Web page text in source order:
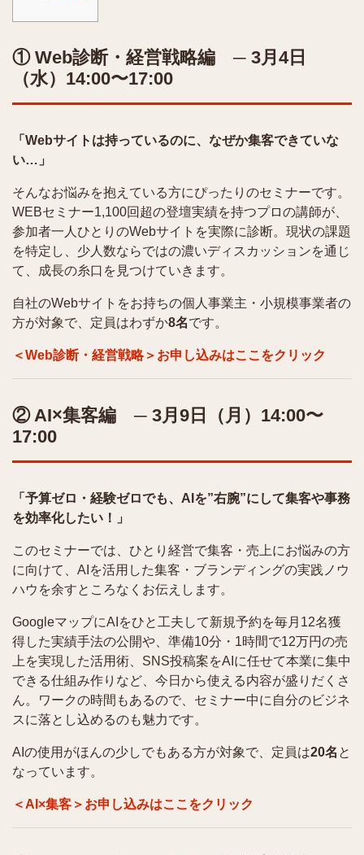
① Web診断・経営戦略編 ─ 3月4日
（水）14:00〜17:00
「Webサイトは持っているのに、なぜか集客できていな
い…」
そんなお悩みを抱えている方にぴったりのセミナーです。
WEBセミナー1,100回超の登壇実績を持つプロの講師が、
参加者一人ひとりのWebサイトを実際に診断。現状の課題
を特定し、少人数ならではの濃いディスカッションを通じ
て、成長の糸口を見つけていきます。
自社のWebサイトをお持ちの個人事業主・小規模事業者の
方が対象で、定員はわずか8名です。
＜Web診断・経営戦略＞お申し込みはここをクリック
② AI×集客編 ─ 3月9日（月）14:00〜
17:00
「予算ゼロ・経験ゼロでも、AIを”右腕”にして集客や事務
を効率化したい！」
このセミナーでは、ひとり経営で集客・売上にお悩みの方
に向けて、AIを活用した集客・ブランディングの実践ノウ
ハウを余すところなくお伝えします。
GoogleマップにAIをひと工夫して新規予約を毎月12名獲
得した実績手法の公開や、準備10分・1時間で12万円の売
上を実現した活用術、SNS投稿案をAIに任せて本業に集中
できる仕組み作りなど、今日から使える内容が盛りだくさ
ん。ワークの時間もあるので、セミナー中に自分のビジネ
スに落とし込めるのも魅力です。
AIの使用がほんの少しでもある方が対象で、定員は20名 と
なっています。
＜AI×集客＞お申し込みはここをクリック